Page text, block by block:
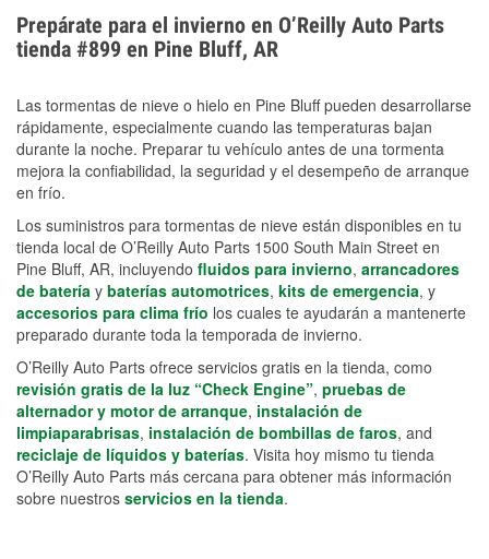
el sobrecalentamiento en condiciones de frío
extremo. Aprende cómo comprobar la protección
anticongelante en nuestra sección How-To.
Prepárate para el invierno en O’Reilly Auto Parts
tienda #899 en Pine Bluff, AR
Las tormentas de nieve o hielo en Pine Bluff pueden desarrollarse
rápidamente, especialmente cuando las temperaturas bajan
durante la noche. Preparar tu vehículo antes de una tormenta
mejora la confiabilidad, la seguridad y el desempeño de arranque
en frío.
Los suministros para tormentas de nieve están disponibles en tu
tienda local de O’Reilly Auto Parts 1500 South Main Street en
Pine Bluff, AR, incluyendo fluidos para invierno, arrancadores
de batería y baterías automotrices, kits de emergencia, y
accesorios para clima frío los cuales te ayudarán a mantenerte
preparado durante toda la temporada de invierno.
O’Reilly Auto Parts ofrece servicios gratis en la tienda, como
revisión gratis de la luz “Check Engine”, pruebas de
alternador y motor de arranque, instalación de
limpiaparabrisas, instalación de bombillas de faros, and
reciclaje de líquidos y baterías. Visita hoy mismo tu tienda
O’Reilly Auto Parts más cercana para obtener más información
sobre nuestros servicios en la tienda.